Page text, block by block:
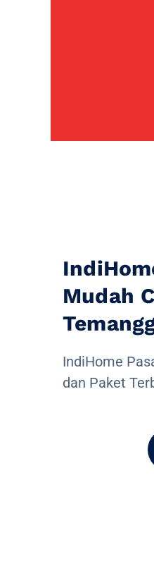
Mudah
IndiHome
dan Paket